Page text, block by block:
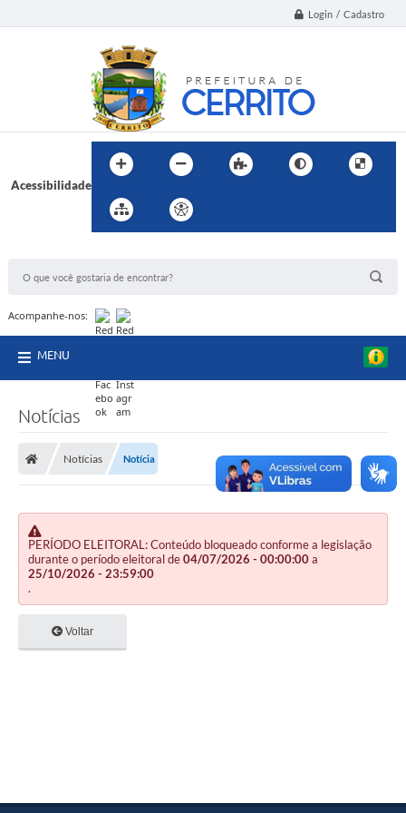
Login / Cadastro
Acessibilidade
Acompanhe-nos:
MENU
Notícias
Notícias Notícia
PERÍODO ELEITORAL: Conteúdo bloqueado conforme a legislação
durante o período eleitoral de04/07/2026 - 00:00:00a
25/10/2026 - 23:59:00
.
Voltar